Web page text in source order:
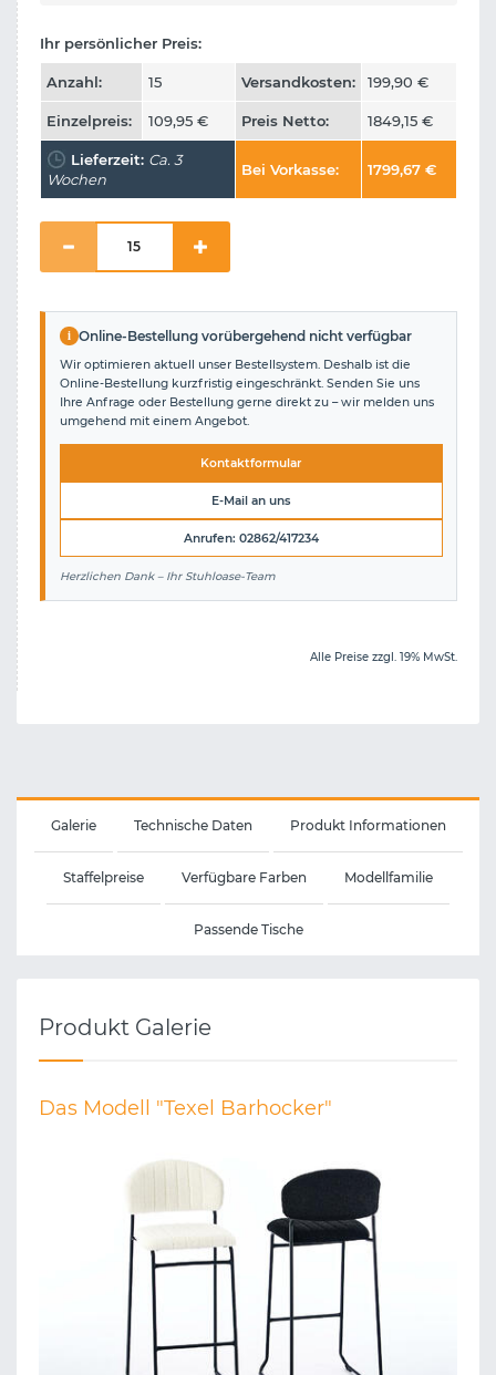
Ihr persönlicher Preis:
Anzahl: 15 Versandkosten: 199,90 €
Einzelpreis: 109,95 € Preis Netto: 1849,15 €
Lieferzeit: Ca. 3
Wochen
Bei Vorkasse: 1799,67 €
i Online-Bestellung vorübergehend nicht verfügbar
Wir optimieren aktuell unser Bestellsystem. Deshalb ist die
Online-Bestellung kurzfristig eingeschränkt. Senden Sie uns
Ihre Anfrage oder Bestellung gerne direkt zu – wir melden uns
umgehend mit einem Angebot.
Kontaktformular
E-Mail an uns
Anrufen: 02862/417234
Herzlichen Dank – Ihr Stuhloase-Team
Alle Preise zzgl. 19% MwSt.
Galerie Technische Daten Produkt Informationen
Staffelpreise Verfügbare Farben Modellfamilie
Passende Tische
Produkt Galerie
Das Modell "Texel Barhocker"